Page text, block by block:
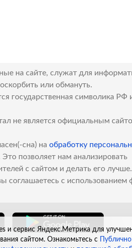
на сайте, служат для
или обмануть.
государственная символика РФ
не является официальным
сна) на обработку
позволяет нам анализировать
с сайтом и делать его
соглашаетесь с использованием
и сервис Яндекс.Метрика для
сайтом. Ознакомьтесь с